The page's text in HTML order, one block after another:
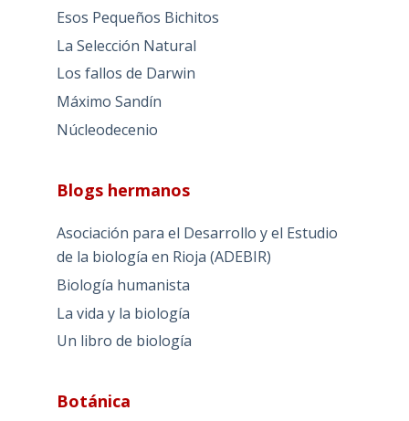
Esos Pequeños Bichitos
La Selección Natural
Los fallos de Darwin
Máximo Sandín
Núcleodecenio
Blogs hermanos
Asociación para el Desarrollo y el Estudio
de la biología en Rioja (ADEBIR)
Biología humanista
La vida y la biología
Un libro de biología
Botánica